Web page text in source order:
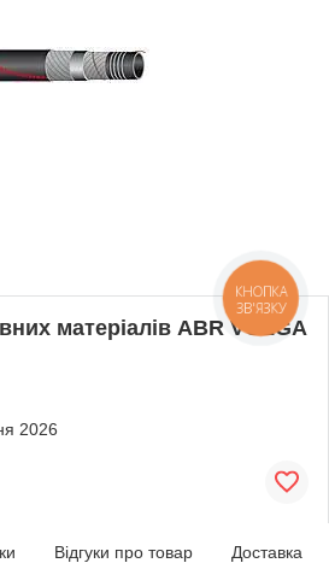
матеріалів ABR VOLGA
2026
Відгуки про товар Доставка
КНОПКА
ЗВ'ЯЗКУ